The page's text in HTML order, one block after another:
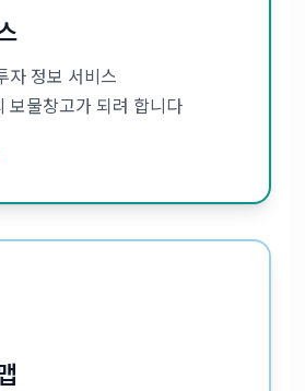
자 정보 서비스
보물창고가 되려 합니다